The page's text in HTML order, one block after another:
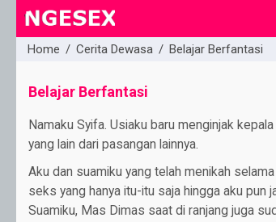
Home / Cerita Dewasa / Belajar Berfantasi
Belajar Berfantasi
Namaku Syifa. Usiaku baru menginjak
yang lain dari pasangan lainnya.
Aku dan suamiku yang telah menikah
seks yang hanya itu-itu saja hingga aku pun
Suamiku, Mas Dimas saat di ranjang juga